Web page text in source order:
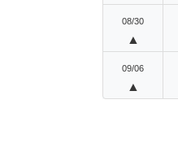
08/30
▲
09/06
▲